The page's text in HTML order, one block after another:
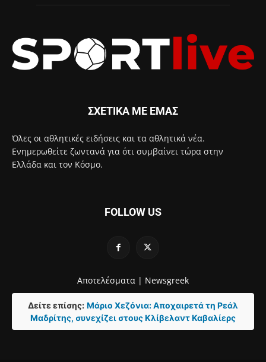
ΣΧΕΤΙΚΑ ΜΕ ΕΜΑΣ
Όλες οι αθλητικές ειδήσεις και τα αθλητικά νέα.
Ενημερωθείτε ζωντανά για ότι συμβαίνει τώρα στην
Ελλάδα και τον Κόσμο.
FOLLOW US
Αποτελέσματα | Newsgreek
Δείτε επίσης: Μάριο Χεζόνια: Αποχαιρετά τη Ρεάλ
Μαδρίτης, συνεχίζει στους Κλίβελαντ Καβαλίερς